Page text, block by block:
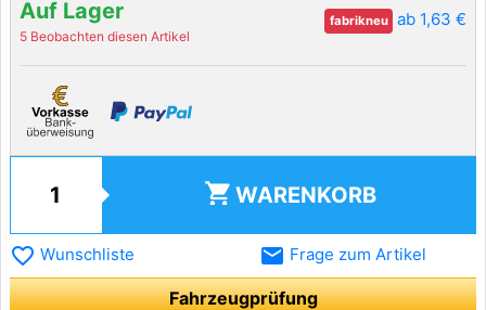
Auf Lager
5 Beobachten diesen Artikel
fabrikneu ab 1,63 €
shopping_cart WARENKORB
favorite_border Wunschliste email Frage zum Artikel
Fahrzeugprüfung